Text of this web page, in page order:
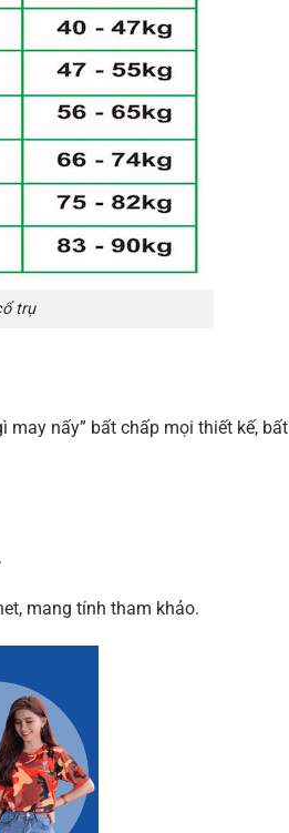
trụ
may nấy” bất chấp mọi thiết kế, bất
mang tính tham khảo.